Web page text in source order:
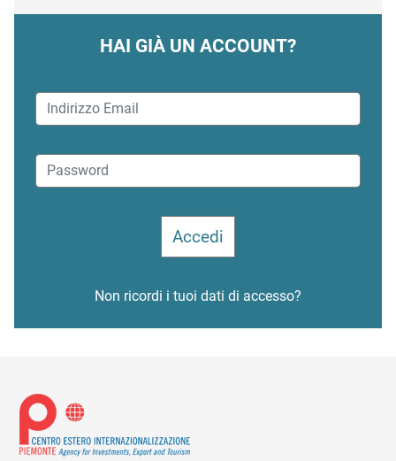
HAI GIÀ UN ACCOUNT?
Non ricordi i tuoi dati di accesso?